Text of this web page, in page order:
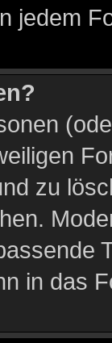
jedem
zu
in das